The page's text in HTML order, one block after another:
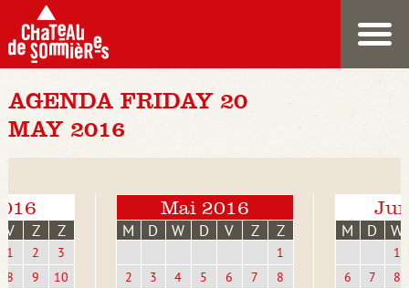
AGENDA FRIDAY 20
MAY 2016
V Z Z
1 2
3
8
9
10
Mai 2016
M D W D V Z Z
1
2
3 4 5 6 7
8
M D W
1
6
7
8